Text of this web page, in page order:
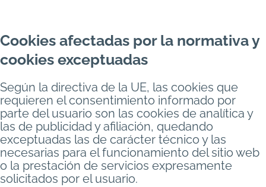
Cookies afectadas por la normativa y
cookies exceptuadas
Según la directiva de la UE, las cookies que
requieren el consentimiento informado por
parte del usuario son las cookies de analítica y
las de publicidad y afiliación, quedando
exceptuadas las de carácter técnico y las
necesarias para el funcionamiento del sitio web
o la prestación de servicios expresamente
solicitados por el usuario.